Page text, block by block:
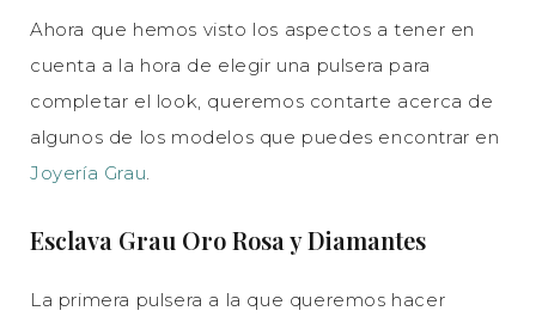
Ahora que hemos visto los aspectos a tener en
cuenta a la hora de elegir una pulsera para
completar el look, queremos contarte acerca de
algunos de los modelos que puedes encontrar en
Joyería Grau.
Esclava Grau Oro Rosa y Diamantes
La primera pulsera a la que queremos hacer